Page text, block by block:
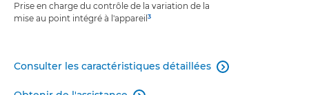
Prise en charge du contrôle de la variation de la
mise au point intégré à l'appareil 3
Consulter les caractéristiques détaillées 